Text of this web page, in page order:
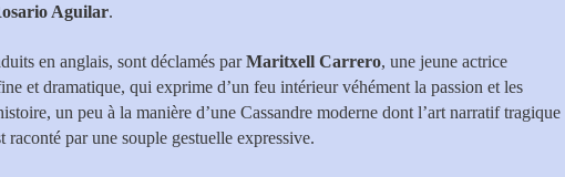
Aguilar.
en anglais, sont déclamés parMaritxell Carrero, une jeune actrice
et dramatique, qui exprime d’un feu intérieur véhément la passion et les
un peu à la manière d’une Cassandre moderne dont l’art narratif tragique
raconté par une souple gestuelle expressive.